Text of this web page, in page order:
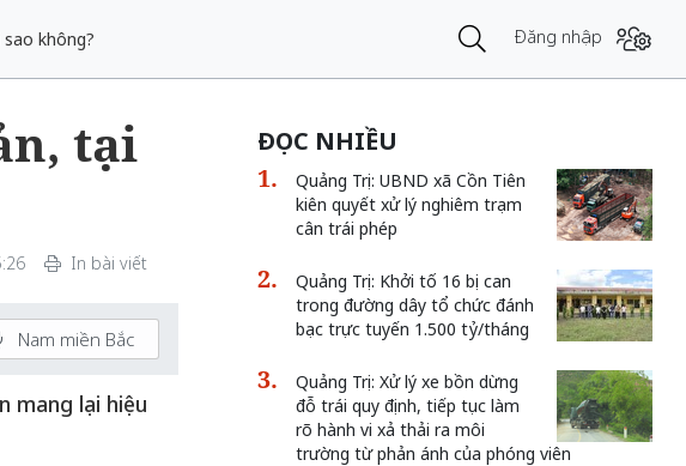
không? Đăng nhập
tại
In bài viết
Nam miền Bắc
mang lại hiệu
ĐỌC NHIỀU
Quảng Trị: UBND xã Cồn Tiên
kiên quyết xử lý nghiêm trạm
cân trái phép
Quảng Trị: Khởi tố 16 bị can
trong đường dây tổ chức đánh
bạc trực tuyến 1.500 tỷ/tháng
Quảng Trị: Xử lý xe bồn dừng
đỗ trái quy định, tiếp tục làm
rõ hành vi xả thải ra môi
trường từ phản ánh của phóng viên